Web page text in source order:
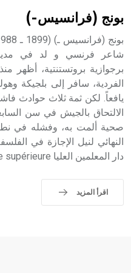
بونج (فرانسيس-)
برجوازية بروتستنتية، أظهر
الفردية، سافر إلى بلجيكة
يافعاً. لكن ثمة ثلاث حوادث
الالتحاق بالجيش في سن
صحية ألمت به، وفشله في
النهائي لنيل الإجازة في
دار المعلمين العليا Ecole normale supérieure.
اقرأ المزيد